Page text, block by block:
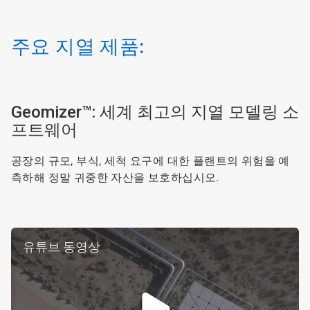
주요 지열 제품:
Geomizer™: 세계 최고의 지열 모델링 소
프트웨어
공장의 규모, 부식, 세척 요구에 대한 플랜트의 위험을 예
측하해 정말 귀중한 자산을 보호하십시오.
유튜브 동영상